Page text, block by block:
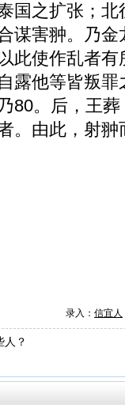
国之扩张；
谋害翀。乃
此使作乱者
露他等皆叛
80。后，王
。由此，射
录入： 信宜人
人？